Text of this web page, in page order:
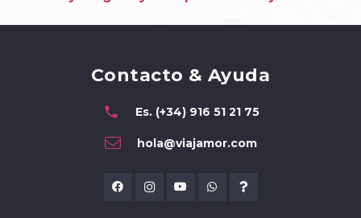
Contacto & Ayuda
phone Es. (+34) 916 51 21 75
hola@viajamor.com